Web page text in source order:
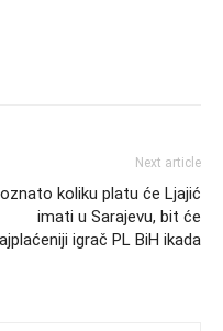
Next article
koliku platu će Ljajić
imati u Sarajevu, bit će
igrač PL BiH ikada